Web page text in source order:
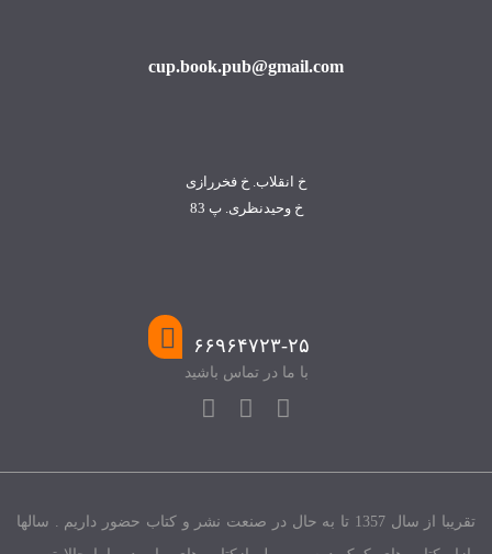
cup.book.pub@gmail.com
خ انقلاب. خ فخررازی
خ وحیدنظری. پ 83
۶۶۹۶۴۷۲۳-۲۵
با ما در تماس باشید
تقریبا از سال 1357 تا به حال در صنعت نشر و کتاب حضور داریم . سالها